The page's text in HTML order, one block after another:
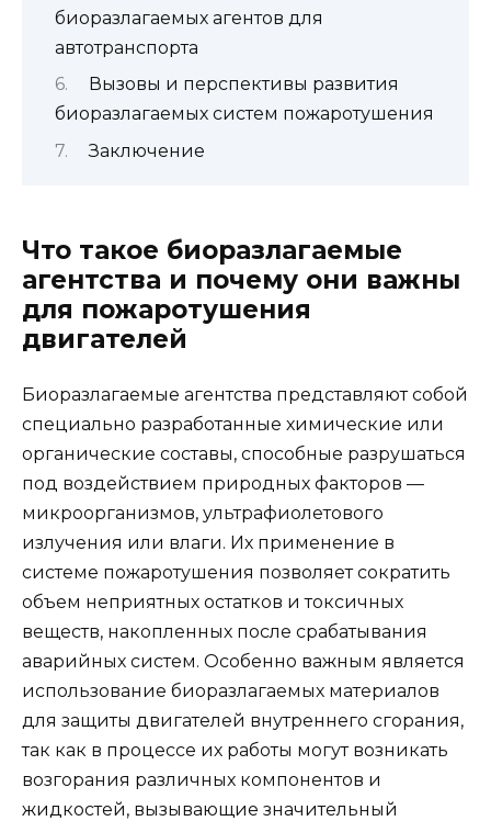
биоразлагаемых агентов для
автотранспорта
Вызовы и перспективы развития
биоразлагаемых систем пожаротушения
Заключение
Что такое биоразлагаемые
агентства и почему они важны
для пожаротушения
двигателей
Биоразлагаемые агентства представляют собой
специально разработанные химические или
органические составы, способные разрушаться
под воздействием природных факторов —
микроорганизмов, ультрафиолетового
излучения или влаги. Их применение в
системе пожаротушения позволяет сократить
объем неприятных остатков и токсичных
веществ, накопленных после срабатывания
аварийных систем. Особенно важным является
использование биоразлагаемых материалов
для защиты двигателей внутреннего сгорания,
так как в процессе их работы могут возникать
возгорания различных компонентов и
жидкостей, вызывающие значительный